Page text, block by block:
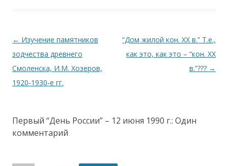
Навигация по записям
← Изучение памятников
зодчества древнего
Смоленска, И.М. Хозеров,
1920-1930-е гг.
“Дом жилой кон. XX в.” Т.е.,
как это, как это – “кон. XX
в.”??? →
Первый “День России” – 12 июня 1990 г.: Один
комментарий